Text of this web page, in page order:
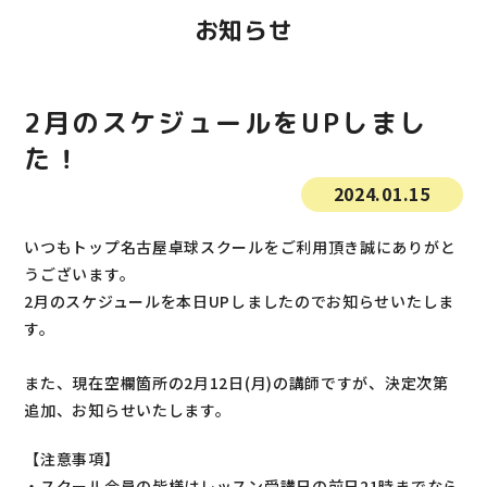
プライバシーポリシー
お知らせ
2月のスケジュールをUPしまし
た！
2024.01.15
いつもトップ名古屋卓球スクールをご利用頂き誠にありがと
うございます。
2月のスケジュールを本日UPしましたのでお知らせいたしま
す。
また、現在空欄箇所の2月12日(月)の講師ですが、決定次第
追加、お知らせいたします。
【注意事項】